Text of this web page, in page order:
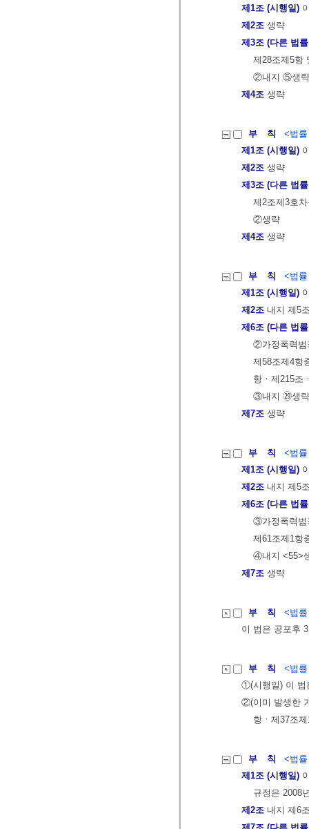
제1조 (시행일)
제2조 생략
제3조 (다른 법
제28조제5항
②내지 ⑤생략
제4조 생략
부 칙
<법
제1조 (시행일)
제2조 생략
제3조 (다른 법
제2조제3호
②생략
제4조 생략
부 칙
<법
제1조 (시행일)
제2조 내지 제5
제6조 (다른 법
②가정폭력범
제58조제4항
항ㆍ제215조
③내지 ㉙생략
제7조 생략
부 칙
<법
제1조 (시행일)
제2조 내지 제5
제6조 (다른 법
③가정폭력범
제61조제1항
④내지 <55>
제7조 생략
부 칙
<법
이 법은 공포후
부 칙
<법
①(시행일) 이 법
②(이미 발생한
항ㆍ제37조
부 칙
<법
제1조 (시행일)
규정은 2008
제2조 내지 제6